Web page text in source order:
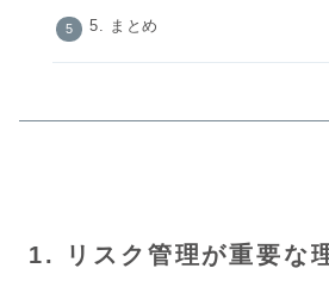
5. まとめ
1. リスク管理が重要な